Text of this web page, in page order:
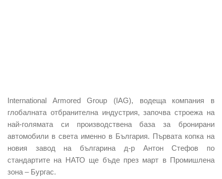
International Armored Group (IAG), водеща компания в
глобалната отбранителна индустрия, започва строежа на
най-голямата си производствена база за бронирани
автомобили в света именно в България. Първата копка на
новия завод на българина д-р Антон Стефов по
стандартите на НАТО ще бъде през март в Промишлена
зона – Бургас.